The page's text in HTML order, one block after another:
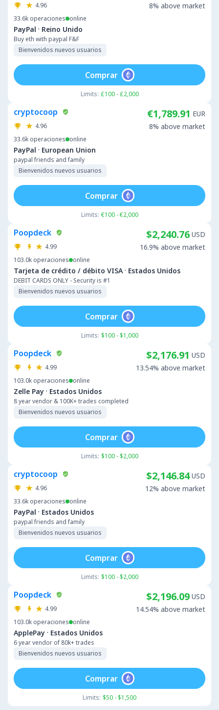
4.96
33.6k operaciones online
PayPal · Reino Unido
Buy eth with paypal F&F
Bienvenidos nuevos usuarios
8% above market
Limits: £100 - £2,000
Comprar
cryptocoop
4.96
33.6k operaciones online
PayPal · European Union
paypal friends and family
Bienvenidos nuevos usuarios
€1,789.91 EUR
8% above market
Limits: €100 - €2,000
Comprar
Poopdeck
4.99
103.0k operaciones online
Tarjeta de crédito / débito VISA · Estados Unidos
DEBIT CARDS ONLY - Security is #1
Bienvenidos nuevos usuarios
$2,240.76 USD
16.9% above market
Limits: $100 - $1,000
Comprar
Poopdeck
4.99
103.0k operaciones online
Zelle Pay · Estados Unidos
8 year vendor & 100K+ trades completed
Bienvenidos nuevos usuarios
$2,176.91 USD
13.54% above market
Limits: $100 - $2,000
Comprar
cryptocoop
4.96
33.6k operaciones online
PayPal · Estados Unidos
paypal friends and family
Bienvenidos nuevos usuarios
$2,146.84 USD
12% above market
Limits: $100 - $2,000
Comprar
Poopdeck
4.99
103.0k operaciones online
ApplePay · Estados Unidos
6 year vendor of 80k+ trades
Bienvenidos nuevos usuarios
$2,196.09 USD
14.54% above market
Limits: $50 - $1,500
Comprar